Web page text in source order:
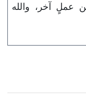
عملٍ آخر، والله